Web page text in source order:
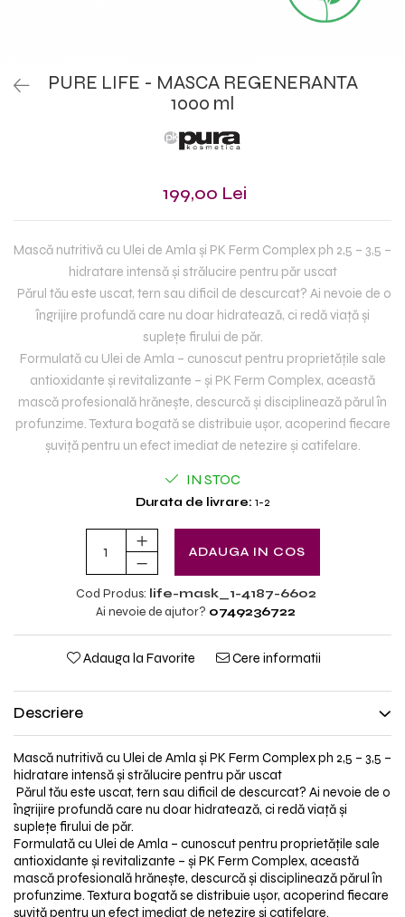
PURE LIFE - MASCA REGENERANTA
1000 ml
199,00 Lei
Mască nutritivă cu Ulei de Amla și PK Ferm Complex ph 2,5 – 3,5 –
hidratare intensă și strălucire pentru păr uscat
Părul tău este uscat, tern sau dificil de descurcat? Ai nevoie de o
îngrijire profundă care nu doar hidratează, ci redă viață și
suplețe firului de păr.
Formulată cu Ulei de Amla – cunoscut pentru proprietățile sale
antioxidante și revitalizante – și PK Ferm Complex, această
mască profesională hrănește, descurcă și disciplinează părulîn
profunzime. Textura bogatăse distribuie ușor, acoperind fiecare
șuviță pentru un efect imediat de netezire și catifelare.
IN STOC
Durata de livrare: 1-2
ADAUGA IN COS
Cod Produs: life-mask_1-4187-6602
Ai nevoie de ajutor? 0749236722
Adauga la Favorite Cere informatii
Descriere
Mască nutritivă cu Ulei de Amla și PK Ferm Complex ph 2,5 – 3,5 –
hidratare intensăși strălucire pentru păr uscat
Părul tău este uscat, tern sau dificil de descurcat? Ai nevoie de o
îngrijire profundă care nu doar hidratează, ci redă viațăși
suplețe firului de păr.
Formulată cu Ulei de Amla – cunoscut pentru proprietățile sale
antioxidante și revitalizante – și PK Ferm Complex, această
mascăprofesionalăhrănește, descurcăși disciplineazăpărulîn
profunzime. Textura bogatăse distribuie ușor, acoperind fiecare
șuviță pentru un efect imediat de netezire și catifelare.